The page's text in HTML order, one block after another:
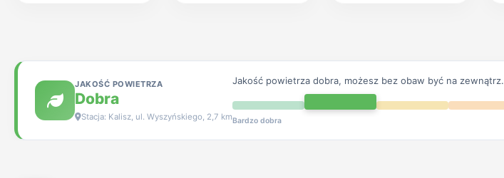
JAKOŚĆ POWIETRZA
Dobra
Stacja: Kalisz, ul. Wyszyńskiego, 2,7 km
Jakość powietrza dobra, możesz bez obaw być na zewnątrz.
Bardzo dobra